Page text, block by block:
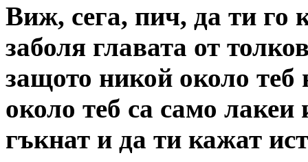
Виж, сега, пич, да ти го
заболя главата от
защото никой около
около теб са само
гъкнат и да ти кажат